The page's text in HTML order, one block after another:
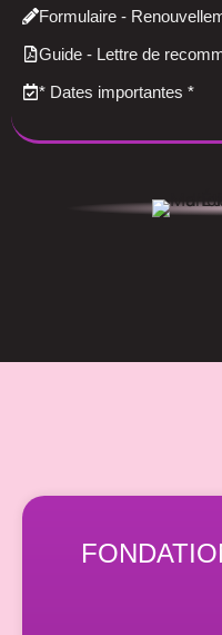
Formulaire -
Guide - Lettre de
* Dates importantes *